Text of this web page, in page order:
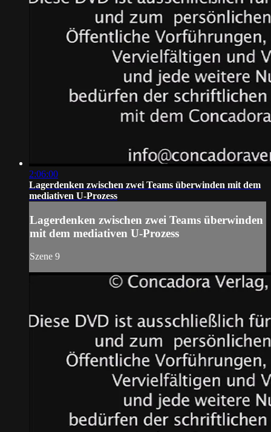
2:06:00
Lagerdenken zwischen zwei Teams überwinden mit dem
mediativen U-Prozess
Lagerdenken zwischen zwei Teams überwinden
mit dem mediativen U-Prozess
Szene 9